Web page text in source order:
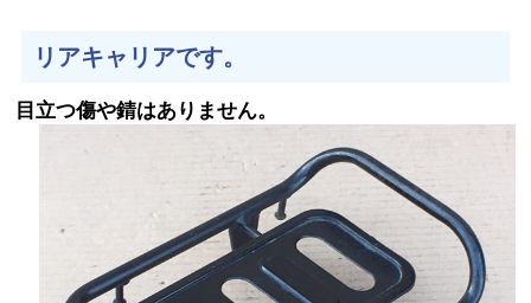
リアキャリアです。
目立つ傷や錆はありません。